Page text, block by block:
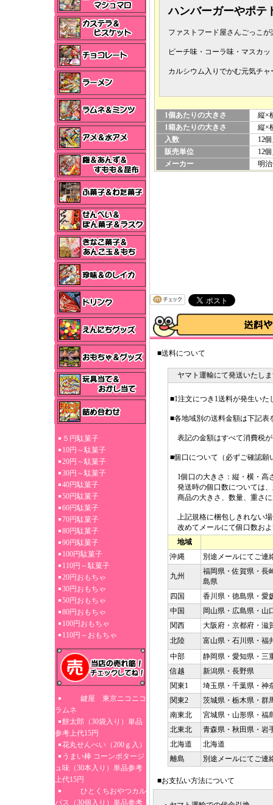
５円駄菓子
10円～駄菓子
20円～駄菓子
30円～駄菓子
40円駄菓子
50円駄菓子
60円駄菓子
70円駄菓子
80円駄菓子
90円駄菓子
100円駄菓子
110円～駄菓子
20円おもちゃ
30円おもちゃ
50円おもちゃ
80円おもちゃ
100円おもちゃ
110円～おもちゃ
鍵屋 東京ニコニコ
ラムネ
餅太郎（30袋入り）単品
参考上代15円
花丸せんべい（200ｇ入）
うまい棒 コーンポタージ
ュ味（30本入り）単品参考
上代15円
ひとくちおやつカル
パス（30個入り）単品参考
ハンバーガーやポテ
ファストフード屋さんごっこが
ピーチ味・コーラ味・マスカッ
カルシウム入りでかむ元気チャ
1個あたりの大きさ
縦×
1箱あたりの大きさ
縦×
入数
12個
販売単位
12個
メーカー
明治
■送料について
ヤマト運輸にて発送いたし
■1注文につき1送料が発生いた
■各地域別の送料金額は下記表
表記の金額はすべて消費税
■個口について（必ずご確認願
1個口の大きさ：縦・横・高
発送時の個口数については
商品の大きさ、数量、重さ
上記規格に梱包しきれない
改めてメールにて個口数お
地域
沖縄
別途メールにてご連
九州
福岡県・佐賀県・長
島県
四国
香川県・徳島県・愛
中国
岡山県・広島県・山
関西
大阪府・京都府・滋
北陸
富山県・石川県・福
中部
静岡県・愛知県・三
信越
新潟県・長野県
関東1
埼玉県・千葉県・神
関東2
茨城県・栃木県・群
南東北
宮城県・山形県・福
北東北
青森県・秋田県・岩
北海道
北海道
離島
別途メールにてご連
■お支払い方法について